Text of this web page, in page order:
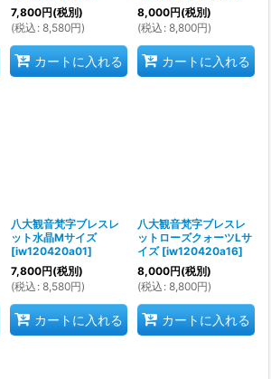
7,800円(税別)
(税込 : 8,580円)
カートに入れる
8,000円(税別)
(税込 : 8,800円)
カートに入れる
八大観音梵字ブレスレ
ット水晶Mサイズ
[iw120420a01]
7,800円(税別)
(税込 : 8,580円)
カートに入れる
八大観音梵字ブレスレ
ットローズクォーツLサ
イズ [iw120420a16]
8,000円(税別)
(税込 : 8,800円)
カートに入れる